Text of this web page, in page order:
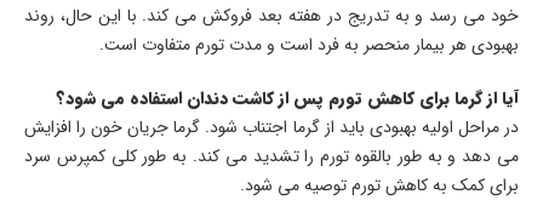
خود می رسد و به تدریج در هفته بعد فروکش می کند. با این حال، روند
بهبودی هر بیمار منحصر به فرد است و مدت تورم متفاوت است.
آیا از گرما برای کاهش تورم پس از کاشت دندان استفاده می شود؟
در مراحل اولیه بهبودی باید از گرما اجتناب شود. گرما جریان خون را افزایش
می دهد و به طور بالقوه تورم را تشدید می کند. به طور کلی کمپرس سرد
برای کمک به کاهش تورم توصیه می شود.